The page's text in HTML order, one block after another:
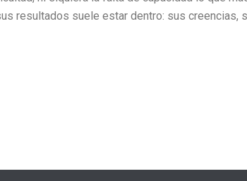
resultados suele estar dentro: sus creencias,